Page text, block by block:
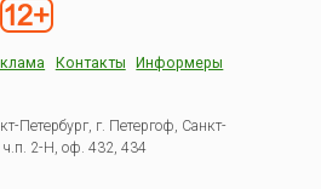
Контакты Информеры
Петербург, г. Петергоф, Санкт-
ч.п. 2-Н, оф. 432, 434